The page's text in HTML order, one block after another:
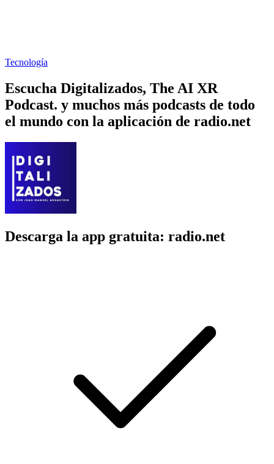
Tecnología
Escucha Digitalizados, The AI XR
Podcast. y muchos más podcasts de todo
el mundo con la aplicación de radio.net
Descarga la app gratuita: radio.net